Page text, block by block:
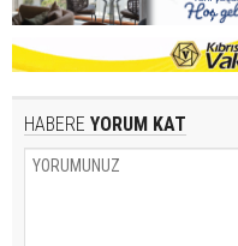
HABERE YORUM KAT